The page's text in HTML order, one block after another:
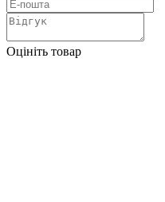
Оцініть товар